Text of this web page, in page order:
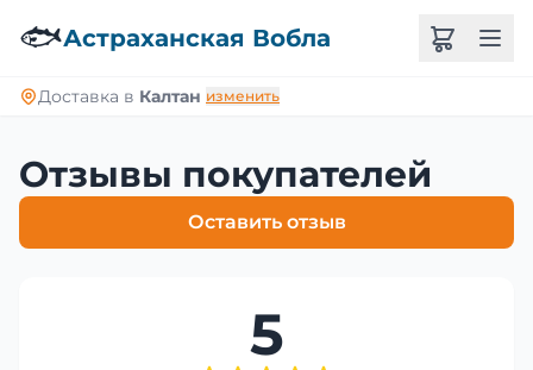
🐟Астраханская Вобла
Доставка в Калтан изменить
Отзывы покупателей
Оставить отзыв
5